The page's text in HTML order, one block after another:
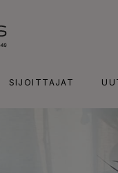
SIJOITTAJAT